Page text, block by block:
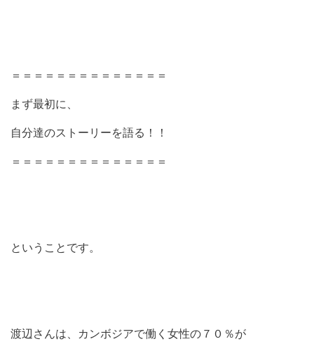
＝＝＝＝＝＝＝＝＝＝＝＝＝＝
まず最初に、
自分達のストーリーを語る！！
＝＝＝＝＝＝＝＝＝＝＝＝＝＝
ということです。
渡辺さんは、カンボジアで働く女性の７０％が